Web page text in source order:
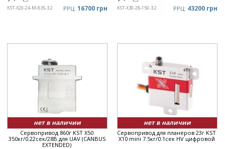
KST-X20-24-M-835-3.2 РРЦ: 16700 грн KST-X30-28-150-3.2 РРЦ: 43200 грн
нет в наличии
Сервопривод 860г KST X50
350кг/0.22сек/28В для UAV (CANBUS
EXTENDED)
нет в наличии
Сервопривод для планеров 23г KST
X10 mini 7.5кг/0.1сек HV цифровой